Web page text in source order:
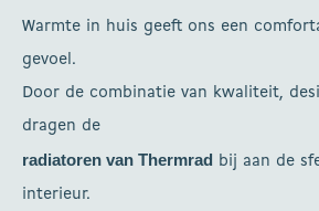
Warmte in huis geeft ons een
gevoel.
Door de combinatie van kwaliteit,
dragen de
radiatoren van Thermrad bij aan de
interieur.